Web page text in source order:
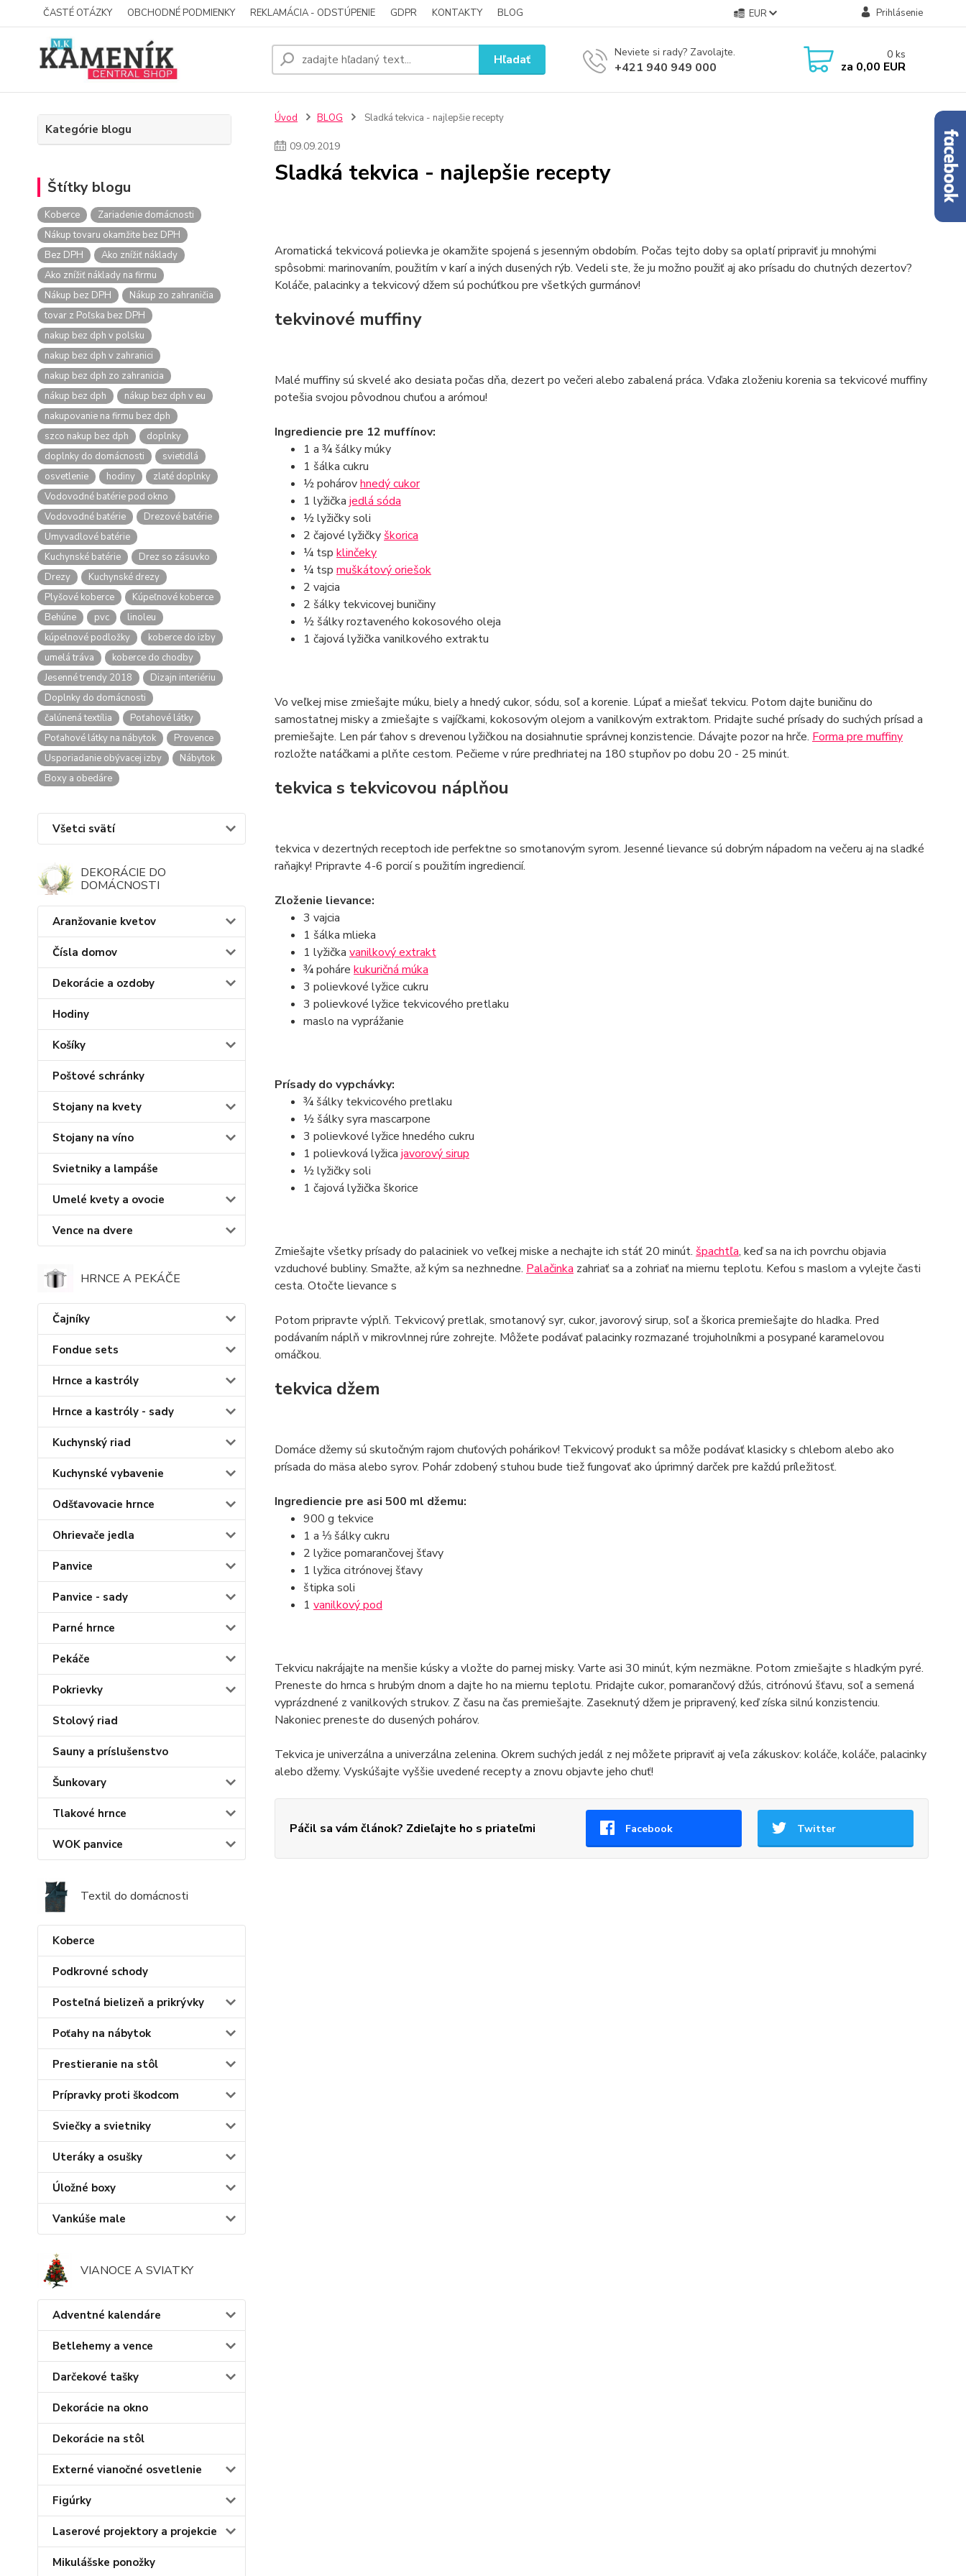
ČASTÉ OTÁZKY OBCHODNÉ PODMIENKY REKLAMÁCIA - ODSTÚPENIE GDPR KONTAKTY BLOG EUR Prihlásenie
Hľadať Neviete si rady? Zavolajte.
+421 940 949 000
0 ks
za 0,00 EUR
Kategórie blogu
Štítky blogu
Koberce
Zariadenie domácnosti
Nákup tovaru okamžite bez DPH
Bez DPH
Ako znížiť náklady
Ako znížiť náklady na firmu
Nákup bez DPH
Nákup zo zahraničia
tovar z Poľska bez DPH
nakup bez dph v polsku
nakup bez dph v zahranici
nakup bez dph zo zahranicia
nákup bez dph
nákup bez dph v eu
nakupovanie na firmu bez dph
szco nakup bez dph
doplnky
doplnky do domácnosti
svietidlá
osvetlenie
hodiny
zlaté doplnky
Vodovodné batérie pod okno
Vodovodné batérie
Drezové batérie
Umyvadlové batérie
Kuchynské batérie
Drez so zásuvko
Drezy
Kuchynské drezy
Plyšové koberce
Kúpeľnové koberce
Behúne
pvc
linoleu
kúpelnové podložky
koberce do izby
umelá tráva
koberce do chodby
Jesenné trendy 2018
Dizajn interiériu
Doplnky do domácnosti
čalúnená textília
Poťahové látky
Poťahové látky na nábytok
Provence
Usporiadanie obývacej izby
Nábytok
Boxy a obedáre
Všetci svätí
DEKORÁCIE DO
DOMÁCNOSTI
Aranžovanie kvetov
Čísla domov
Dekorácie a ozdoby
Hodiny
Košíky
Poštové schránky
Stojany na kvety
Stojany na víno
Svietniky a lampáše
Umelé kvety a ovocie
Vence na dvere
HRNCE A PEKÁČE
Čajníky
Fondue sets
Hrnce a kastróly
Hrnce a kastróly - sady
Kuchynský riad
Kuchynské vybavenie
Odšťavovacie hrnce
Ohrievače jedla
Panvice
Panvice - sady
Parné hrnce
Pekáče
Pokrievky
Stolový riad
Sauny a príslušenstvo
Šunkovary
Tlakové hrnce
WOK panvice
Textil do domácnosti
Koberce
Podkrovné schody
Posteľná bielizeň a prikrývky
Poťahy na nábytok
Prestieranie na stôl
Prípravky proti škodcom
Sviečky a svietniky
Uteráky a osušky
Úložné boxy
Vankúše male
VIANOCE A SVIATKY
Adventné kalendáre
Betlehemy a vence
Darčekové tašky
Dekorácie na okno
Dekorácie na stôl
Externé vianočné osvetlenie
Figúrky
Laserové projektory a projekcie
Mikulášske ponožky
Úvod BLOG Sladká tekvica - najlepšie recepty
09.09.2019
Sladká tekvica - najlepšie recepty
Aromatická tekvicová polievka je okamžite spojená s jesenným obdobím. Počas tejto doby sa oplatí pripraviť ju mnohými
spôsobmi: marinovaním, použitím v karí a iných dusených rýb. Vedeli ste, že ju možno použiť aj ako prísadu do chutných dezertov?
Koláče, palacinky a tekvicový džem sú pochúťkou pre všetkých gurmánov!
tekvinové muffiny
Malé muffiny sú skvelé ako desiata počas dňa, dezert po večeri alebo zabalená práca. Vďaka zloženiu korenia sa tekvicové muffiny
potešia svojou pôvodnou chuťou a arómou!
Ingrediencie pre 12 muffínov:
1 a ¾ šálky múky
1 šálka cukru
½ pohárovhnedý cukor
1 lyžička jedlá sóda
½ lyžičky soli
2 čajové lyžičky škorica
¼ tsp klinčeky
¼ tsp muškátový oriešok
2 vajcia
2 šálky tekvicovej buničiny
½ šálky roztaveného kokosového oleja
1 čajová lyžička vanilkového extraktu
Vo veľkej mise zmiešajte múku, biely a hnedý cukor, sódu, soľ a korenie. Lúpať a miešať tekvicu. Potom dajte buničinu do
samostatnej misky a zmiešajte s vajíčkami, kokosovým olejom a vanilkovým extraktom. Pridajte suché prísady do suchých prísad a
premiešajte. Len pár ťahov s drevenou lyžičkou na dosiahnutie správnej konzistencie. Dávajte pozor na hrče. Forma pre muffiny
rozložte natáčkami a plňte cestom. Pečieme v rúre predhriatej na 180 stupňov po dobu 20 - 25 minút.
tekvica s tekvicovou náplňou
tekvica v dezertných receptoch ide perfektne so smotanovým syrom. Jesenné lievance sú dobrým nápadom na večeru aj na sladké
raňajky! Pripravte 4-6 porcií s použitím ingrediencií.
Zloženie lievance:
3 vajcia
1 šálka mlieka
1 lyžička vanilkový extrakt
¾ poháre kukuričná múka
3 polievkové lyžice cukru
3 polievkové lyžice tekvicového pretlaku
maslo na vyprážanie
Prísady do vypchávky:
¾ šálky tekvicového pretlaku
½ šálky syra mascarpone
3 polievkové lyžice hnedého cukru
1 polievková lyžica javorový sirup
½ lyžičky soli
1 čajová lyžička škorice
Zmiešajte všetky prísady do palaciniek vo veľkej miske a nechajte ich stáť 20 minút. špachtľa, keď sa na ich povrchu objavia
vzduchové bubliny. Smažte, až kým sa nezhnedne. Palačinka zahriať sa a zohriať na miernu teplotu. Kefou s maslom a vylejte časti
cesta. Otočte lievance s
Potom pripravte výplň. Tekvicový pretlak, smotanový syr, cukor, javorový sirup, soľ a škorica premiešajte do hladka. Pred
podávaním náplň v mikrovlnnej rúre zohrejte. Môžete podávať palacinky rozmazané trojuholníkmi a posypané karamelovou
omáčkou.
tekvica džem
Domáce džemy sú skutočným rajom chuťových pohárikov! Tekvicový produkt sa môže podávať klasicky s chlebom alebo ako
prísada do mäsa alebo syrov. Pohár zdobený stuhou bude tiež fungovať ako úprimný darček pre každú príležitosť.
Ingrediencie pre asi 500 ml džemu:
900 g tekvice
1 a ⅓ šálky cukru
2 lyžice pomarančovej šťavy
1 lyžica citrónovej šťavy
štipka soli
1 vanilkový pod
Tekvicu nakrájajte na menšie kúsky a vložte do parnej misky. Varte asi 30 minút, kým nezmäkne. Potom zmiešajte s hladkým pyré.
Preneste do hrnca s hrubým dnom a dajte ho na miernu teplotu. Pridajte cukor, pomarančový džús, citrónovú šťavu, soľ a semená
vyprázdnené z vanilkových strukov. Z času na čas premiešajte. Zaseknutý džem je pripravený, keď získa silnú konzistenciu.
Nakoniec preneste do dusených pohárov.
Tekvica je univerzálna a univerzálna zelenina. Okrem suchých jedál z nej môžete pripraviť aj veľa zákuskov: koláče, koláče, palacinky
alebo džemy. Vyskúšajte vyššie uvedené recepty a znovu objavte jeho chuť!
Páčil sa vám článok? Zdieľajte ho s priateľmi Facebook Twitter